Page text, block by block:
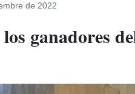
de 2022
los ganadores